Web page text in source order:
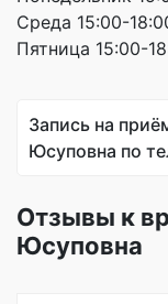
Среда 15:00-
Пятница 15:00-
Запись на
Юсуповна по
Отзывы к
Юсуповна